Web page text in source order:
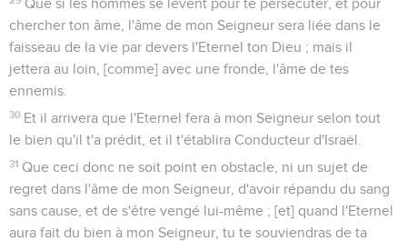
Que si les hommes se lèvent pour te persécuter, et pour
chercher ton âme, l'âme de mon Seigneur sera liée dans le
faisseau de la vie par devers l'Eternel ton Dieu ; mais il
jettera au loin, [comme] avec une fronde, l'âme de tes
ennemis.
30 Et il arrivera que l'Eternel fera à mon Seigneur selon tout
le bien qu'il t'a prédit, et il t'établira Conducteur d'Israël.
31 Que ceci donc ne soit point en obstacle, ni un sujet de
regret dans l'âme de mon Seigneur, d'avoir répandu du sang
sans cause, et de s'être vengé lui-même ; [et] quand l'Eternel
aura fait du bien à mon Seigneur, tu te souviendras de ta